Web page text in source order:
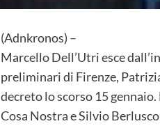
(Adnkronos) –
Marcello Dell’Utri esce
preliminari di Firenze,
decreto lo scorso 15
Cosa Nostra e Silvio